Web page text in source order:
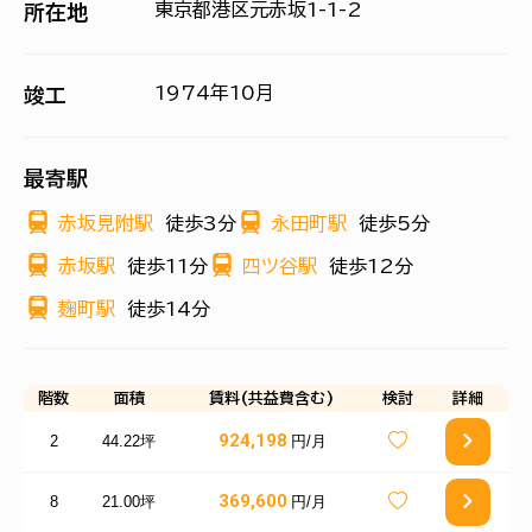
所在地 東京都港区元赤坂1-1-2
竣工 1974年10月
最寄駅
赤坂見附駅 徒歩3分 永田町駅 徒歩5分
赤坂駅 徒歩11分 四ツ谷駅 徒歩12分
麹町駅 徒歩14分
階数 面積 賃料(共益費含む) 検討 詳細
2 44.22坪 924,198 円/月
8 21.00坪 369,600 円/月